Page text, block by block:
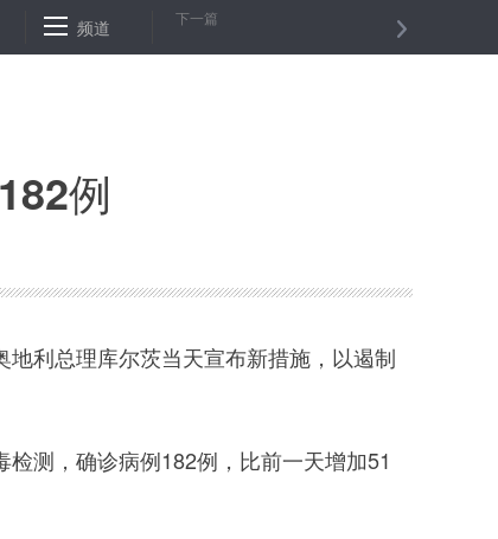
23例 美元指数10日大幅上涨 卡塔尔新增6例新冠肺炎确
频道 下一篇
例
利总理库尔茨当天宣布新措施，以遏制
测，确诊病例182例，比前一天增加51